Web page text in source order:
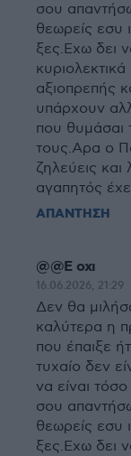
σου
θεωρείς εσυ
ξες.Εχω δει
αξιοπρεπής
υπάρχουν
που θυμάσαι
τους.Αρα ο
ζηλεύεις και
αγαπητός
ΑΠΑΝΤΗΣΗ
@@Ε οχι
16.06.2026, 21:29
Δεν θα μιλήσω
καλύτερα η
που έπαιξε
τυχαίο δεν
να είναι
σου
θεωρείς εσυ
ξες.Εχω δει